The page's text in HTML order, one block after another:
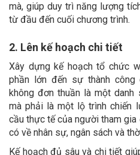
mà, giúp duy trì năng lượng
từ đầu đến cuối chương trình.
2. Lên kế hoạch chi tiết
Xây dựng kế hoạch tổ chức
phần lớn đến sự thành
không đơn thuần là một danh
mà phải là một lộ trình chiến
cầu thực tế của người tham
có về nhân sự, ngân sách và
Kế hoạch đủ sâu và chi tiết